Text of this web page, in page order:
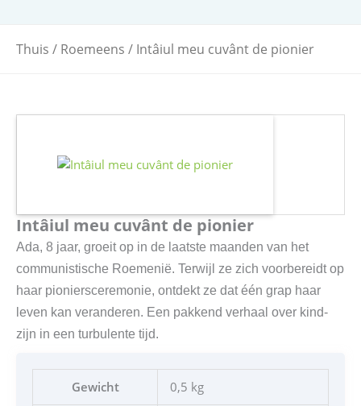
Thuis / Roemeens / Intâiul meu cuvânt de pionier
Intâiul meu cuvânt de pionier
Ada, 8 jaar, groeit op in de laatste maanden van het
communistische Roemenië. Terwijl ze zich voorbereidt op
haar pioniersceremonie, ontdekt ze dat één grap haar
leven kan veranderen. Een pakkend verhaal over kind-
zijn in een turbulente tijd.
Gewicht 0,5 kg